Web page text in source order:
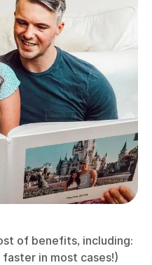
of benefits, including:
in most cases!)